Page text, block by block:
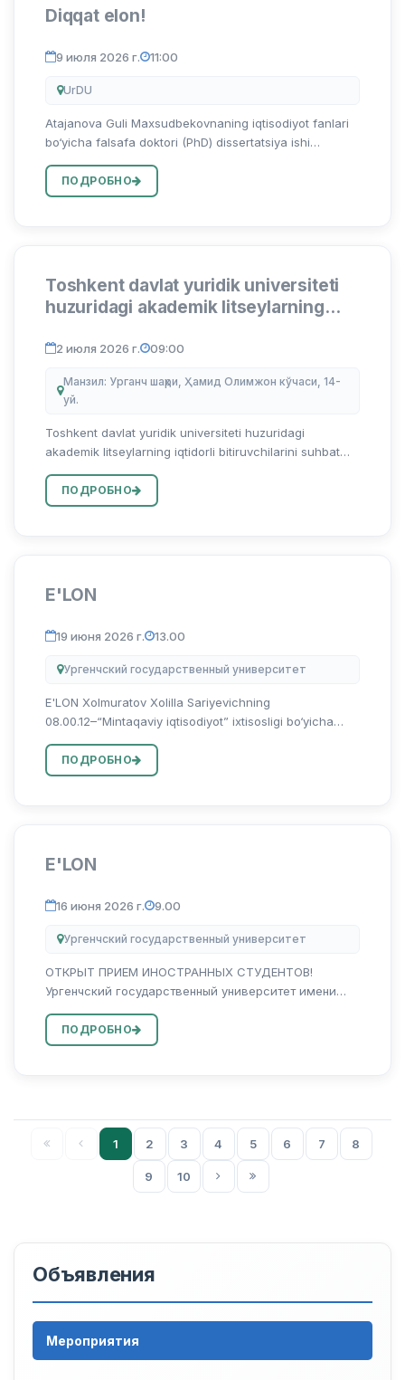
Diqqat elon!
9 июля 2026 г. 11:00
UrDU
Atajanova Guli Maxsudbekovnaning iqtisodiyot fanlari
bo‘yicha falsafa doktori (PhD) dissertatsiya ishi
...
ПОДРОБНО
Toshkent davlat yuridik universiteti
huzuridagi akademik litseylarning
asosida test sinovlarisiz o‘qishga
qabul qilish bo`yicha arizalar qabuli
boshlandi
2 июля 2026 г. 09:00
Манзил: Урганч шаҳри, Ҳамид Олимжон кўчаси, 14-
уй.
Toshkent davlat yuridik universiteti huzuridagi
akademik litseylarning iqtidorli bitiruvchilarini suhbat
arizalar qabuli boshlandi Abu Rayhon Beruniy nomidagi
Urga...
ПОДРОБНО
E'LON
19 июня 2026 г. 13.00
Ургенчский государственный университет
E'LON Xolmuratov Xolilla Sariyevichning
08.00.12–“Mintaqaviy iqtisodiyot” ixtisosligi bo‘yicha
energiya manbalarini infratuzilmasini takomillashtirish
(Xorazm vi...
ПОДРОБНО
E'LON
16 июня 2026 г. 9.00
Ургенчский государственный университет
ОТКРЫТ ПРИЕМ ИНОСТРАННЫХ СТУДЕНТОВ!
Ургенчский государственный университет имени
граждан на обучение по программам бакалавриата,
магистратуры и докторантуры. Почему стоит
ПОДРОБНО
1 2 3 4 5 6 7 8
9 10
Объявления
Мероприятия